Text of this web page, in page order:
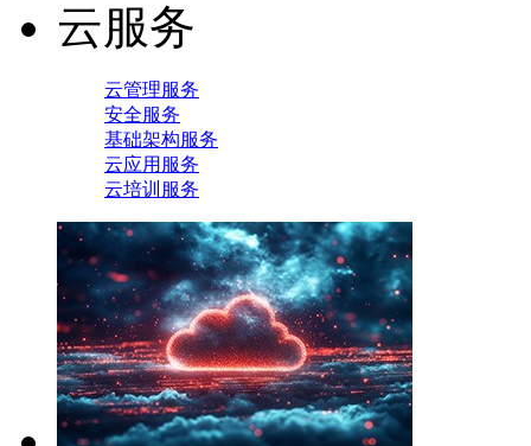
云服务
云管理服务
安全服务
基础架构服务
云应用服务
云培训服务